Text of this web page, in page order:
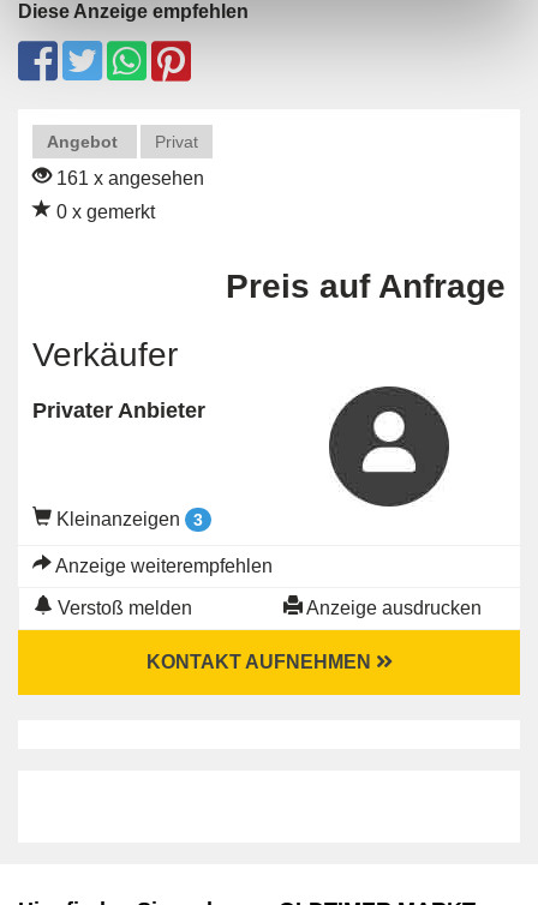
Diese Anzeige empfehlen
Angebot Privat
161 x angesehen
0 x gemerkt
Preis auf Anfrage
Verkäufer
Privater Anbieter
Kleinanzeigen 3
Anzeige weiterempfehlen
Verstoß melden Anzeige ausdrucken
KONTAKT AUFNEHMEN